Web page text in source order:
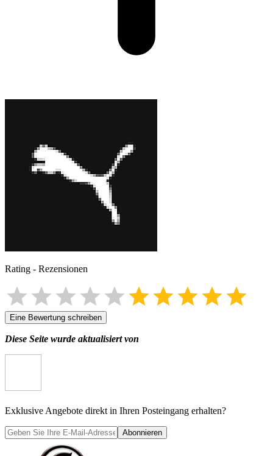
Rating - Rezensionen
Eine Bewertung schreiben
Diese Seite wurde aktualisiert von
Exklusive Angebote direkt in Ihren Posteingang erhalten?
Abonnieren